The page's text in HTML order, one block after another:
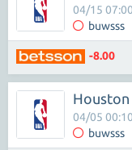
buwsss
04/15
-8.00
buwsss
04/05